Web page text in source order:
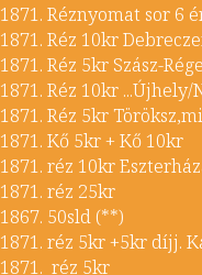
1871. Réznyomat
1871. Réz 10kr
1871. Réz 5kr
1871. Réz 10kr
1871. Réz 5kr
1871. Kő 5kr +
​1871. réz 10kr
1871. réz
1867. 50sld
1871. réz 5kr +5kr díjj.
1871. réz